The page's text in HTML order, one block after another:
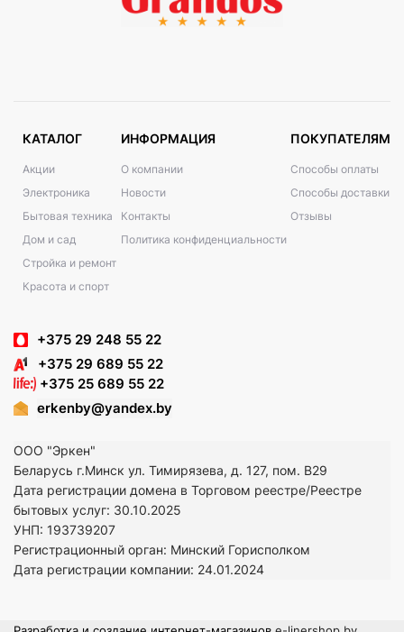
КАТАЛОГ
Акции
Электроника
Бытовая техника
Дом и сад
Стройка и ремонт
Красота и спорт
ИНФОРМАЦИЯ
О компании
Новости
Контакты
Политика конфиденциальности
ПОКУПАТЕЛЯМ
Способы оплаты
Способы доставки
Отзывы
+375 29 248 55 22
+375 29 689 55 22
+375 25 689 55 22
erkenby@yandex.by
ООО "Эркен"
Беларусь г.Минск ул. Тимирязева, д. 127, пом. В29
Дата регистрации домена в Торговом реестре/Реестре
бытовых услуг: 30.10.2025
УНП: 193739207
Регистрационный орган: Минский Горисполком
Дата регистрации компании: 24.01.2024